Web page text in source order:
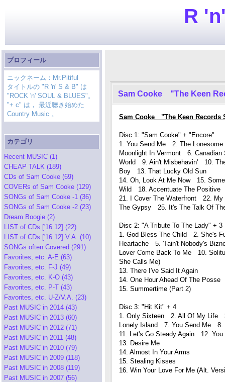
R
プロフィール
ニックネーム：Mr.Pitiful
タイトルの "R 'n' S & B" は
"ROCK 'n' SOUL & BLUES"。
"+ c" は， 最近聴き始めた
Country Music 。
カテゴリ
Recent MUSIC (1)
CHEAP TALK (189)
CDs of Sam Cooke (69)
COVERs of Sam Cooke (129)
SONGs of Sam Cooke -1 (36)
SONGs of Sam Cooke -2 (23)
Dream Boogie (2)
LIST of CDs ['16.12] (22)
LIST of CDs ['16.12] V.A. (10)
SONGs often Covered (291)
Favorites, etc. A-E (63)
Favorites, etc. F-J (49)
Favorites, etc. K-O (43)
Favorites, etc. P-T (43)
Favorites, etc. U-Z/V.A. (23)
Past MUSIC in 2014 (43)
Past MUSIC in 2013 (60)
Past MUSIC in 2012 (71)
Past MUSIC in 2011 (48)
Past MUSIC in 2010 (79)
Past MUSIC in 2009 (118)
Past MUSIC in 2008 (119)
Past MUSIC in 2007 (56)
Sam Cooke "The Keen
Sam Cooke "The Keen Records
Disc 1: "Sam Cooke" + "Encore"
1. You Send Me 2. The
Moonlight In Vermont 6.
World 9. Ain't Misbehavin' 10.
Boy 13. That Lucky Old Sun
14. Oh, Look At Me Now 15.
Wild 18. Accentuate The
21. I Cover The Waterfront 22.
The Gypsy 25. It's The Talk Of
Disc 2: "A Tribute To The Lady" + 3
1. God Bless The Child 2. She's
Heartache 5. 'Tain't Nobody's
Lover Come Back To Me 10.
She Calls Me)
13. There I've Said It Again
14. One Hour Ahead Of The Posse
15. Summertime (Part 2)
Disc 3: "Hit Kit" + 4
1. Only Sixteen 2. All Of My Life
Lonely Island 7. You Send Me
11. Let's Go Steady Again 12. You
13. Desire Me
14. Almost In Your Arms
15. Stealing Kisses
16. Win Your Love For Me (Alt.